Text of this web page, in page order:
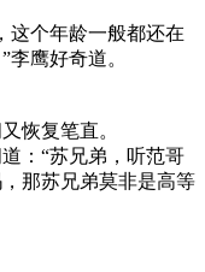
这个年龄一般都还在
鹰好奇道。
恢复笔直。
：“苏兄弟，听范哥
那苏兄弟莫非是高等